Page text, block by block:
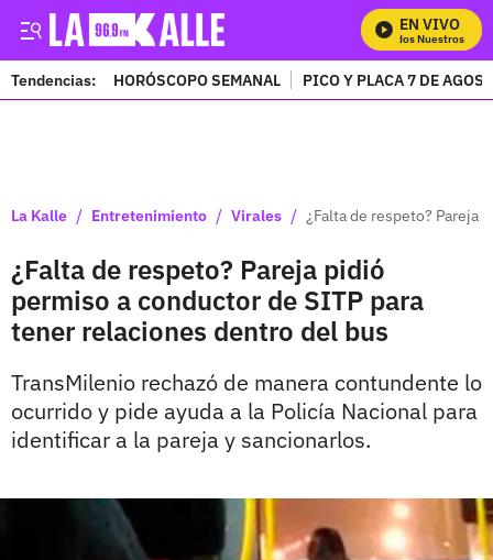
EN VIVO
Mira Todos Nuestros
Tendencias: HORÓSCOPO SEMANAL PICO Y PLACA 7 DE
La Kalle / Entretenimiento / Virales / ¿Falta de respeto? Pareja
¿Falta de respeto? Pareja pidió
permiso a conductor de SITP para
tener relaciones dentro del bus
TransMilenio rechazó de manera contundente lo
ocurrido y pide ayuda a la Policía Nacional para
identificar a la pareja y sancionarlos.